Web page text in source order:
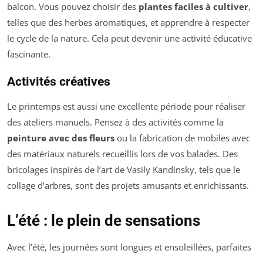
balcon. Vous pouvez choisir des plantes faciles à cultiver,
telles que des herbes aromatiques, et apprendre à respecter
le cycle de la nature. Cela peut devenir une activité éducative
fascinante.
Activités créatives
Le printemps est aussi une excellente période pour réaliser
des ateliers manuels. Pensez à des activités comme la
peinture avec des fleurs ou la fabrication de mobiles avec
des matériaux naturels recueillis lors de vos balades. Des
bricolages inspirés de l’art de Vasily Kandinsky, tels que le
collage d’arbres, sont des projets amusants et enrichissants.
L’été : le plein de sensations
Avec l’été, les journées sont longues et ensoleillées, parfaites